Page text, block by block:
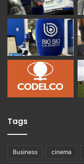
Tags
Business cinema